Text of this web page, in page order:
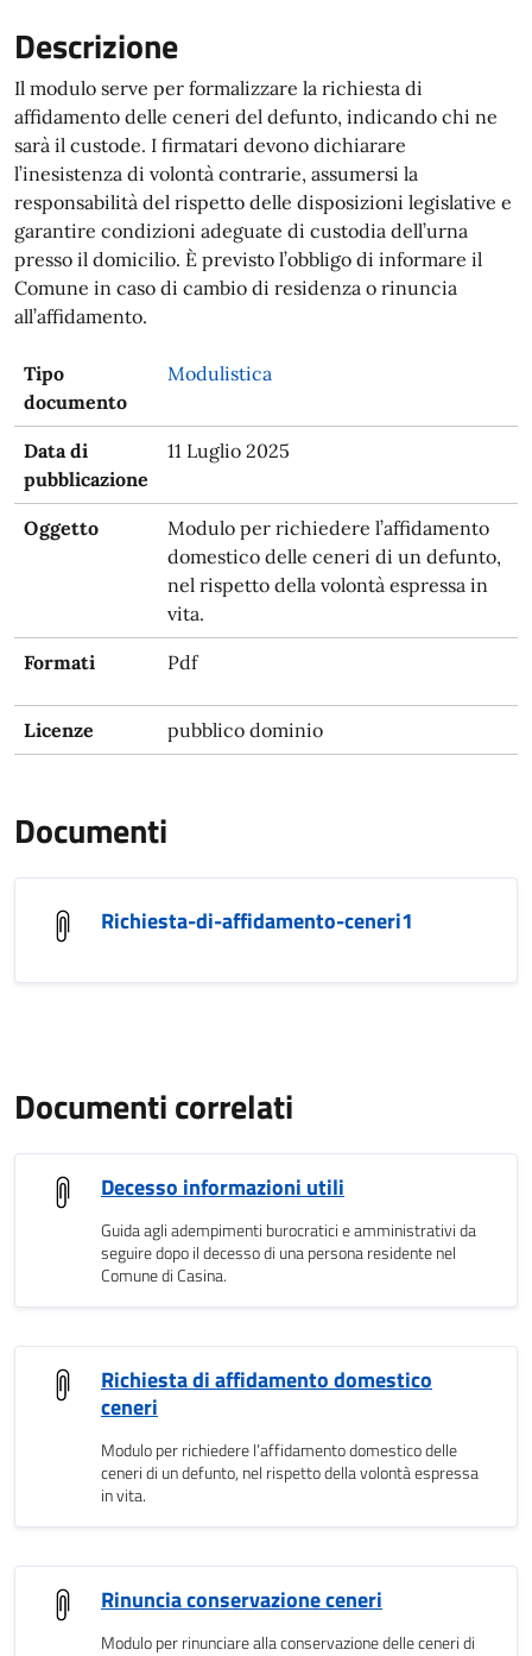
Descrizione
Il modulo serve per formalizzare la richiesta di
affidamento delle ceneri del defunto, indicando chi ne
sarà il custode. I firmatari devono dichiarare
l’inesistenza di volontà contrarie, assumersi la
responsabilità del rispetto delle disposizioni legislative e
garantire condizioni adeguate di custodia dell’urna
presso il domicilio. È previsto l’obbligo di informare il
Comune in caso di cambio di residenza o rinuncia
all’affidamento.
Tipo
documento
Modulistica
Data di
pubblicazione
11 Luglio 2025
Oggetto
Modulo per richiedere l’affidamento
domestico delle ceneri di un defunto,
nel rispetto della volontà espressa in
vita.
Formati Pdf
Licenze pubblico dominio
Documenti
Richiesta-di-affidamento-ceneri1
Documenti correlati
Decesso informazioni utili
Guida agli adempimenti burocratici e amministrativi da
seguire dopo il decesso di una persona residente nel
Comune di Casina.
Richiesta di affidamento domestico
ceneri
Modulo per richiedere l’affidamento domestico delle
ceneri di un defunto, nel rispetto della volontà espressa
in vita.
Rinuncia conservazione ceneri
Modulo per rinunciare alla conservazione delle ceneri di